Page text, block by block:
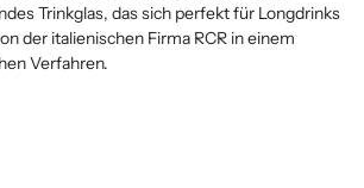
Trinkglas, das sich perfekt für Longdrinks
der italienischen Firma RCR in einem
Verfahren.